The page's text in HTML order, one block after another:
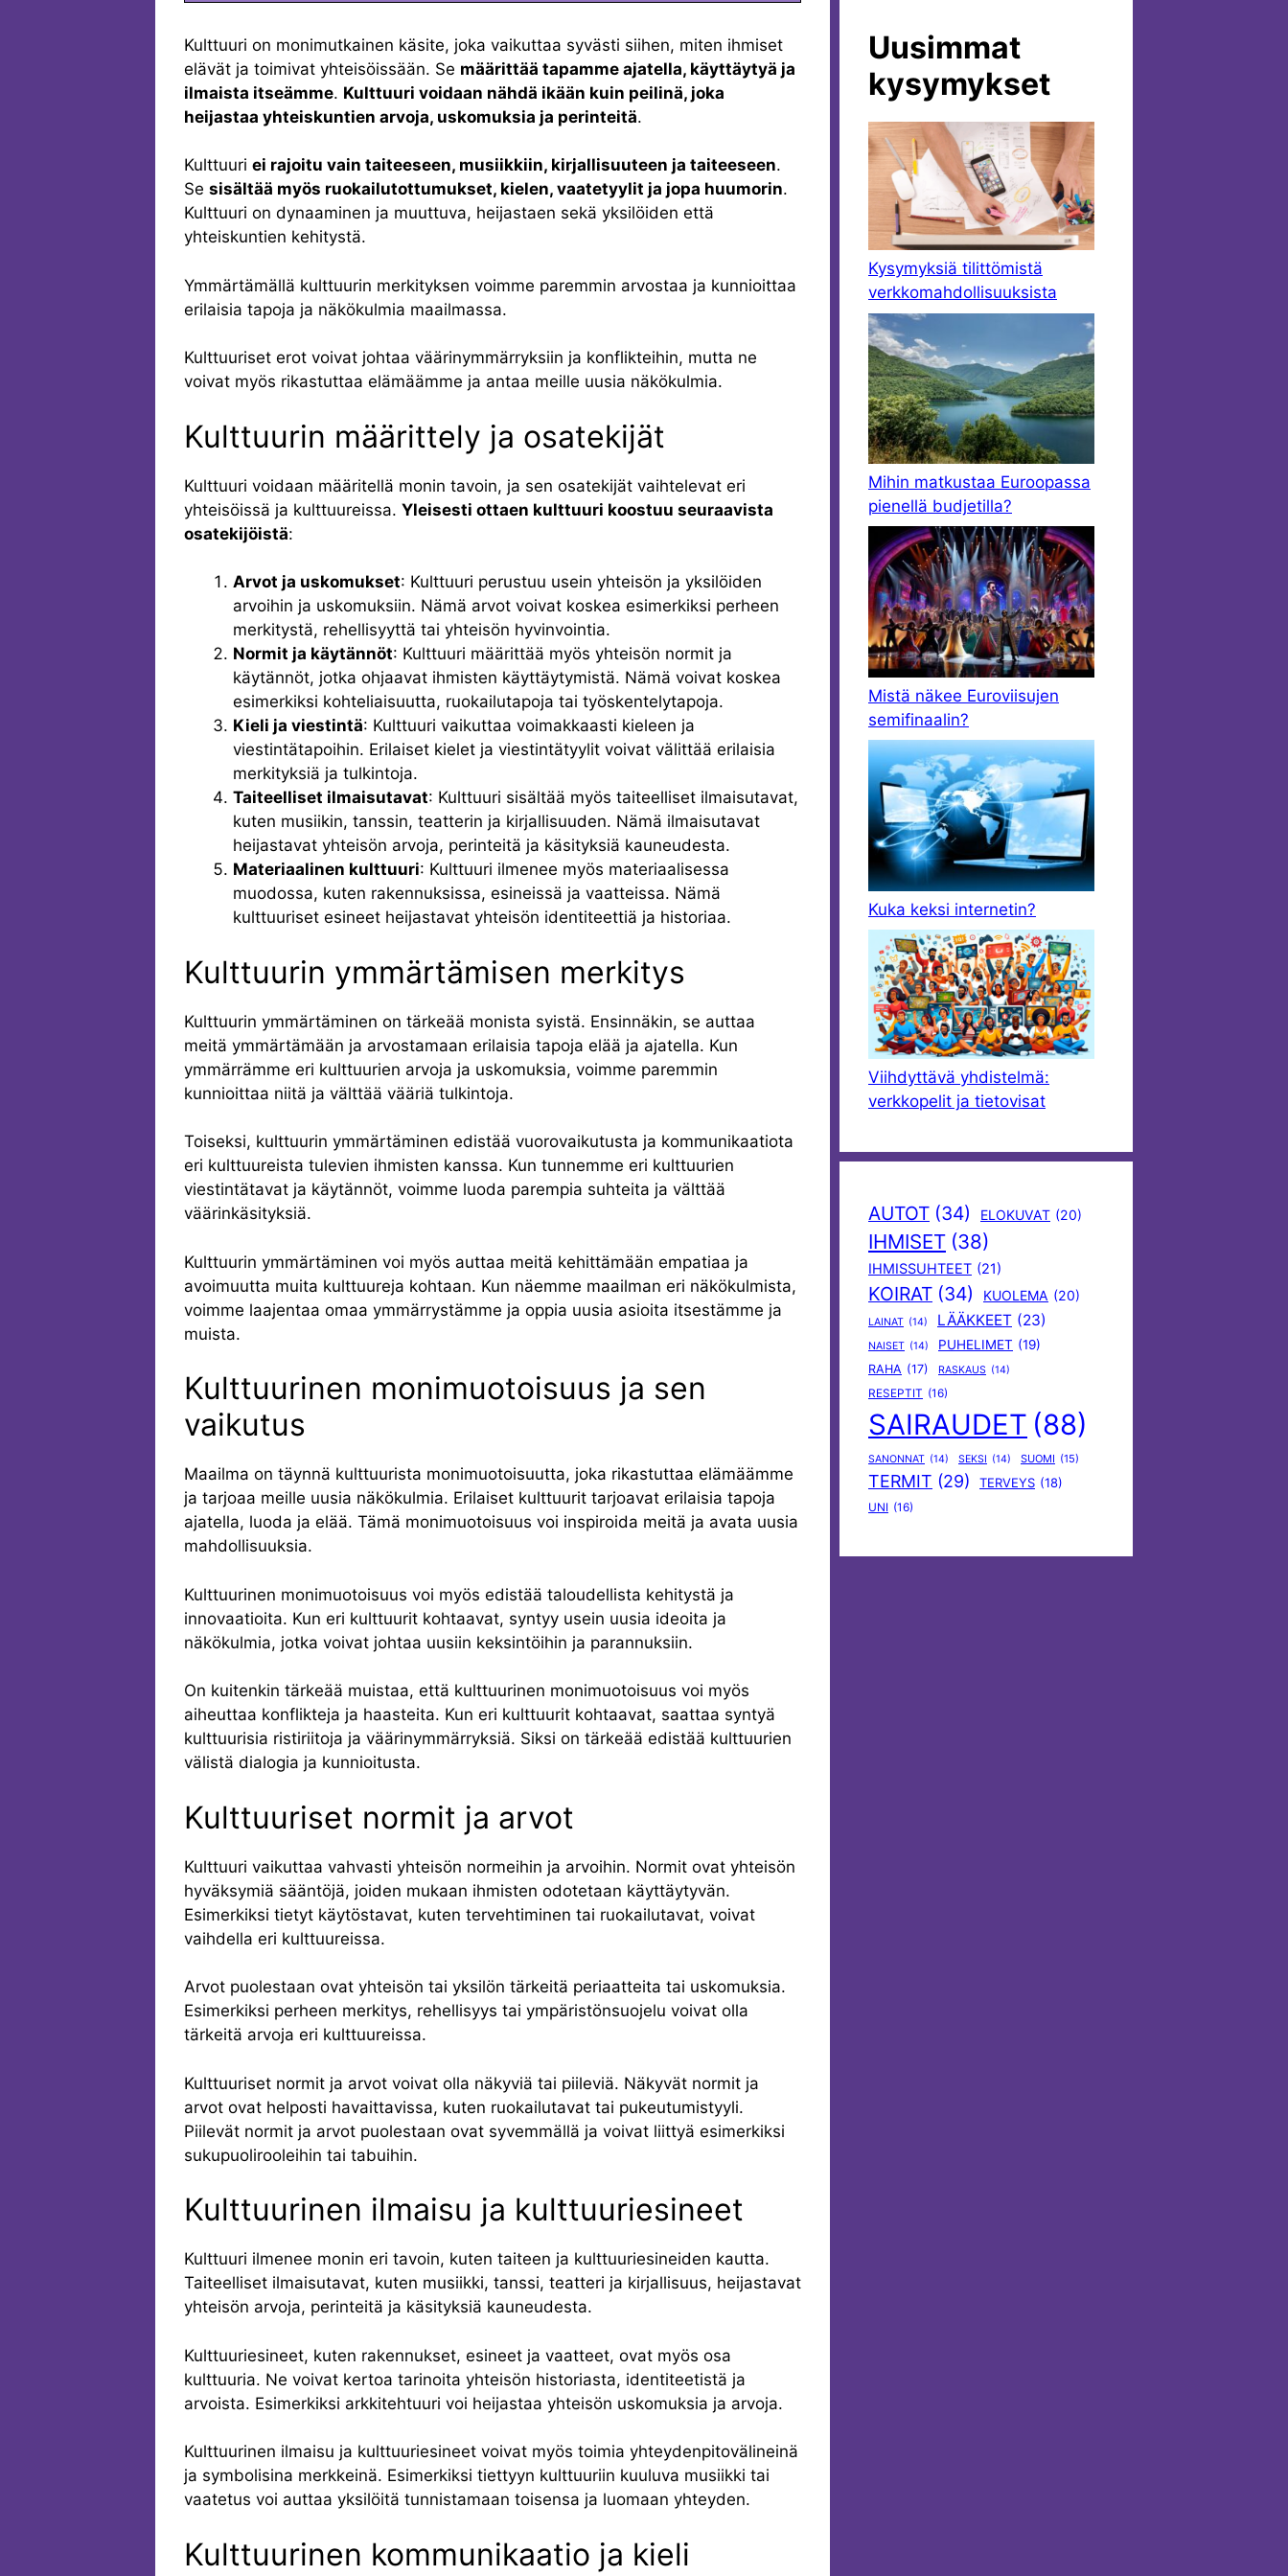
Kulttuuri on monimutkainen käsite, joka vaikuttaa syvästi siihen, miten ihmiset
elävät ja toimivat yhteisöissään. Se määrittää tapamme ajatella, käyttäytyä ja
ilmaista itseämme. Kulttuuri voidaan nähdä ikään kuin peilinä, joka
heijastaa yhteiskuntien arvoja, uskomuksia ja perinteitä.
Kulttuuri ei rajoitu vain taiteeseen, musiikkiin, kirjallisuuteen ja taiteeseen.
Se sisältää myös ruokailutottumukset, kielen, vaatetyylit ja jopa huumorin.
Kulttuuri on dynaaminen ja muuttuva, heijastaen sekä yksilöiden että
yhteiskuntien kehitystä.
Ymmärtämällä kulttuurin merkityksen voimme paremmin arvostaa ja kunnioittaa
erilaisia tapoja ja näkökulmia maailmassa.
Kulttuuriset erot voivat johtaa väärinymmärryksiin ja konflikteihin, mutta ne
voivat myös rikastuttaa elämäämme ja antaa meille uusia näkökulmia.
Kulttuurin määrittely ja osatekijät
Kulttuuri voidaan määritellä monin tavoin, ja sen osatekijät vaihtelevat eri
yhteisöissä ja kulttuureissa. Yleisesti ottaen kulttuuri koostuu seuraavista
osatekijöistä:
Arvot ja uskomukset: Kulttuuri perustuu usein yhteisön ja yksilöiden
arvoihin ja uskomuksiin. Nämä arvot voivat koskea esimerkiksi perheen
merkitystä, rehellisyyttä tai yhteisön hyvinvointia.
Normit ja käytännöt: Kulttuuri määrittää myös yhteisön normit ja
käytännöt, jotka ohjaavat ihmisten käyttäytymistä. Nämä voivat koskea
esimerkiksi kohteliaisuutta, ruokailutapoja tai työskentelytapoja.
Kieli ja viestintä: Kulttuuri vaikuttaa voimakkaasti kieleen ja
viestintätapoihin. Erilaiset kielet ja viestintätyylit voivat välittää erilaisia
merkityksiä ja tulkintoja.
Taiteelliset ilmaisutavat: Kulttuuri sisältää myös taiteelliset ilmaisutavat,
kuten musiikin, tanssin, teatterin ja kirjallisuuden. Nämä ilmaisutavat
heijastavat yhteisön arvoja, perinteitä ja käsityksiä kauneudesta.
Materiaalinen kulttuuri: Kulttuuri ilmenee myös materiaalisessa
muodossa, kuten rakennuksissa, esineissä ja vaatteissa. Nämä
kulttuuriset esineet heijastavat yhteisön identiteettiä ja historiaa.
Kulttuurin ymmärtämisen merkitys
Kulttuurin ymmärtäminen on tärkeää monista syistä. Ensinnäkin, se auttaa
meitä ymmärtämään ja arvostamaan erilaisia tapoja elää ja ajatella. Kun
ymmärrämme eri kulttuurien arvoja ja uskomuksia, voimme paremmin
kunnioittaa niitä ja välttää vääriä tulkintoja.
Toiseksi, kulttuurin ymmärtäminen edistää vuorovaikutusta ja kommunikaatiota
eri kulttuureista tulevien ihmisten kanssa. Kun tunnemme eri kulttuurien
viestintätavat ja käytännöt, voimme luoda parempia suhteita ja välttää
väärinkäsityksiä.
Kulttuurin ymmärtäminen voi myös auttaa meitä kehittämään empatiaa ja
avoimuutta muita kulttuureja kohtaan. Kun näemme maailman eri näkökulmista,
voimme laajentaa omaa ymmärrystämme ja oppia uusia asioita itsestämme ja
muista.
Kulttuurinen monimuotoisuus ja sen
vaikutus
Maailma on täynnä kulttuurista monimuotoisuutta, joka rikastuttaa elämäämme
ja tarjoaa meille uusia näkökulmia. Erilaiset kulttuurit tarjoavat erilaisia tapoja
ajatella, luoda ja elää. Tämä monimuotoisuus voi inspiroida meitä ja avata uusia
mahdollisuuksia.
Kulttuurinen monimuotoisuus voi myös edistää taloudellista kehitystä ja
innovaatioita. Kun eri kulttuurit kohtaavat, syntyy usein uusia ideoita ja
näkökulmia, jotka voivat johtaa uusiin keksintöihin ja parannuksiin.
On kuitenkin tärkeää muistaa, että kulttuurinen monimuotoisuus voi myös
aiheuttaa konflikteja ja haasteita. Kun eri kulttuurit kohtaavat, saattaa syntyä
kulttuurisia ristiriitoja ja väärinymmärryksiä. Siksi on tärkeää edistää kulttuurien
välistä dialogia ja kunnioitusta.
Kulttuuriset normit ja arvot
Kulttuuri vaikuttaa vahvasti yhteisön normeihin ja arvoihin. Normit ovat yhteisön
hyväksymiä sääntöjä, joiden mukaan ihmisten odotetaan käyttäytyvän.
Esimerkiksi tietyt käytöstavat, kuten tervehtiminen tai ruokailutavat, voivat
vaihdella eri kulttuureissa.
Arvot puolestaan ovat yhteisön tai yksilön tärkeitä periaatteita tai uskomuksia.
Esimerkiksi perheen merkitys, rehellisyys tai ympäristönsuojelu voivat olla
tärkeitä arvoja eri kulttuureissa.
Kulttuuriset normit ja arvot voivat olla näkyviä tai piileviä. Näkyvät normit ja
arvot ovat helposti havaittavissa, kuten ruokailutavat tai pukeutumistyyli.
Piilevät normit ja arvot puolestaan ovat syvemmällä ja voivat liittyä esimerkiksi
sukupuolirooleihin tai tabuihin.
Kulttuurinen ilmaisu ja kulttuuriesineet
Kulttuuri ilmenee monin eri tavoin, kuten taiteen ja kulttuuriesineiden kautta.
Taiteelliset ilmaisutavat, kuten musiikki, tanssi, teatteri ja kirjallisuus, heijastavat
yhteisön arvoja, perinteitä ja käsityksiä kauneudesta.
Kulttuuriesineet, kuten rakennukset, esineet ja vaatteet, ovat myös osa
kulttuuria. Ne voivat kertoa tarinoita yhteisön historiasta, identiteetistä ja
arvoista. Esimerkiksi arkkitehtuuri voi heijastaa yhteisön uskomuksia ja arvoja.
Kulttuurinen ilmaisu ja kulttuuriesineet voivat myös toimia yhteydenpitovälineinä
ja symbolisina merkkeinä. Esimerkiksi tiettyyn kulttuuriin kuuluva musiikki tai
vaatetus voi auttaa yksilöitä tunnistamaan toisensa ja luomaan yhteyden.
Kulttuurinen kommunikaatio ja kieli
Uusimmat
kysymykset
Kysymyksiä tilittömistä
verkkomahdollisuuksista
Mihin matkustaa Euroopassa
pienellä budjetilla?
Mistä näkee Euroviisujen
semifinaalin?
Kuka keksi internetin?
Viihdyttävä yhdistelmä:
verkkopelit ja tietovisat
AUTOT (34) ELOKUVAT (20)
IHMISET (38)
IHMISSUHTEET (21)
KOIRAT (34) KUOLEMA (20)
LAINAT (14) LÄÄKKEET (23)
NAISET (14) PUHELIMET (19)
RAHA (17) RASKAUS (14)
RESEPTIT (16)
SAIRAUDET (88)
SANONNAT (14) SEKSI (14) SUOMI (15)
TERMIT (29) TERVEYS (18)
UNI (16)